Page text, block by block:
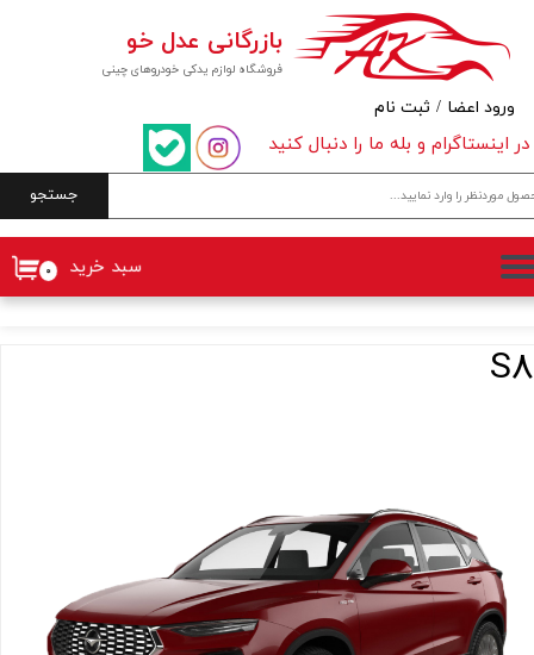
فروشگاه لوازم یدکی خودروهای چینی
بازرگانی عدل خو
جستجو
۰ سبد خرید
در اینستاگرام و بله ما را دنبال کنید
ورود اعضا / ثبت نام
حساب کاربری من
تغییر گذر واژه
سفارشات
خروج از حساب کاربری
S8